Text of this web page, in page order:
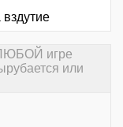
ЛЮБОЙ игре
или